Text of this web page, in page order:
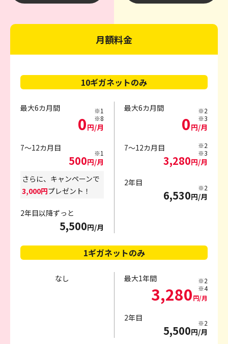
月額料金
10ギガネットのみ
最大6カ月間
0円/月
※1
※8
7～12カ月目
500円/月
※1
さらに、キャンペーンで
3,000円プレゼント！
2年目以降ずっと
5,500円/月
最大6カ月間
0円/月
※2
※3
7～12カ月目
3,280円/月
※2
※3
2年目
6,530円/月
※2
1ギガネットのみ
なし 最大1年間
3,280円/月
※2
※4
2年目
5,500円/月
※2